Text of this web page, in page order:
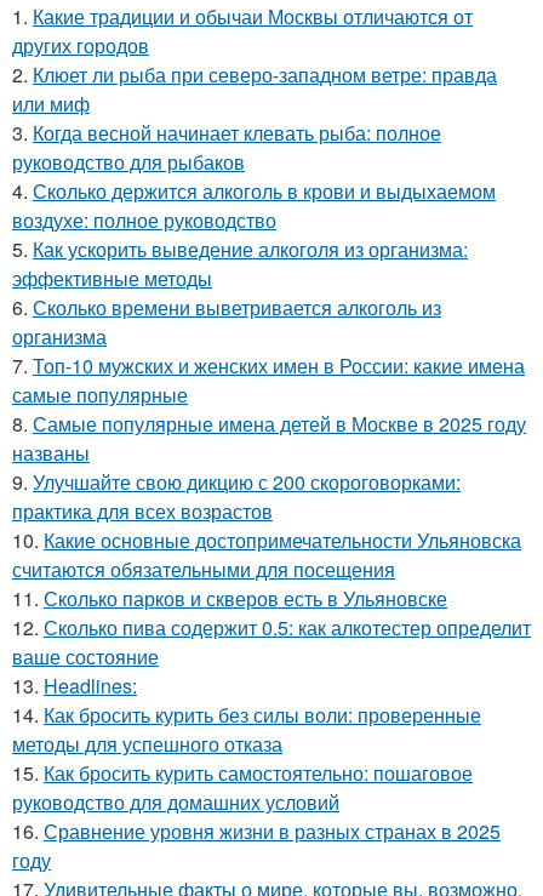
1. Какие традиции и обычаи Москвы отличаются от
других городов
2. Клюет ли рыба при северо-западном ветре: правда
или миф
3. Когда весной начинает клевать рыба: полное
руководство для рыбаков
4. Сколько держится алкоголь в крови и выдыхаемом
воздухе: полное руководство
5. Как ускорить выведение алкоголя из организма:
эффективные методы
6. Сколько времени выветривается алкоголь из
организма
7. Топ-10 мужских и женских имен в России: какие имена
самые популярные
8. Самые популярные имена детей в Москве в 2025 году
названы
9. Улучшайте свою дикцию с 200 скороговорками:
практика для всех возрастов
10. Какие основные достопримечательности Ульяновска
считаются обязательными для посещения
11. Сколько парков и скверов есть в Ульяновске
12. Сколько пива содержит 0.5: как алкотестер определит
ваше состояние
13. Headlines:
14. Как бросить курить без силы воли: проверенные
методы для успешного отказа
15. Как бросить курить самостоятельно: пошаговое
руководство для домашних условий
16. Сравнение уровня жизни в разных странах в 2025
году
17. Удивительные факты о мире, которые вы, возможно,